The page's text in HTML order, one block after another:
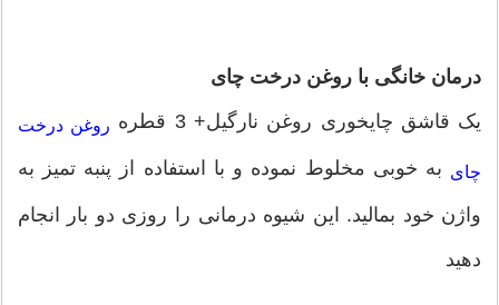
درمان خانگی با روغن درخت چای
یک قاشق چایخوری روغن نارگیل+ 3 قطره
روغن درخت
چای به خوبی مخلوط نموده و با استفاده از پنبه تمیز به
واژن خود بمالید. این شیوه درمانی را روزی دو بار انجام
دهید